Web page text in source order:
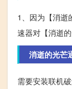
1、因为【消逝
速器对【消逝的
消逝的光芒
需要安装联机